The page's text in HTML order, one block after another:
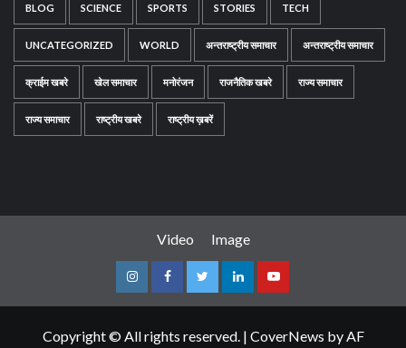
BLOG SCIENCE SPORTS STORIES TECH
UNCATEGORIZED WORLD अन्तराष्ट्रीय समाचार अन्तराष्ट्रीय समाचार
क्राईम खबरे खेल समाचार मनोरंजन राजनैतिक खबरे राज्य समाचार
राज्य समाचार राष्ट्रीय खबरे राष्ट्रीय ख़बरें
Video Image
InstagramFacebookTwitterLinkedinYoutube
Copyright © All rights reserved. | CoverNews by AF